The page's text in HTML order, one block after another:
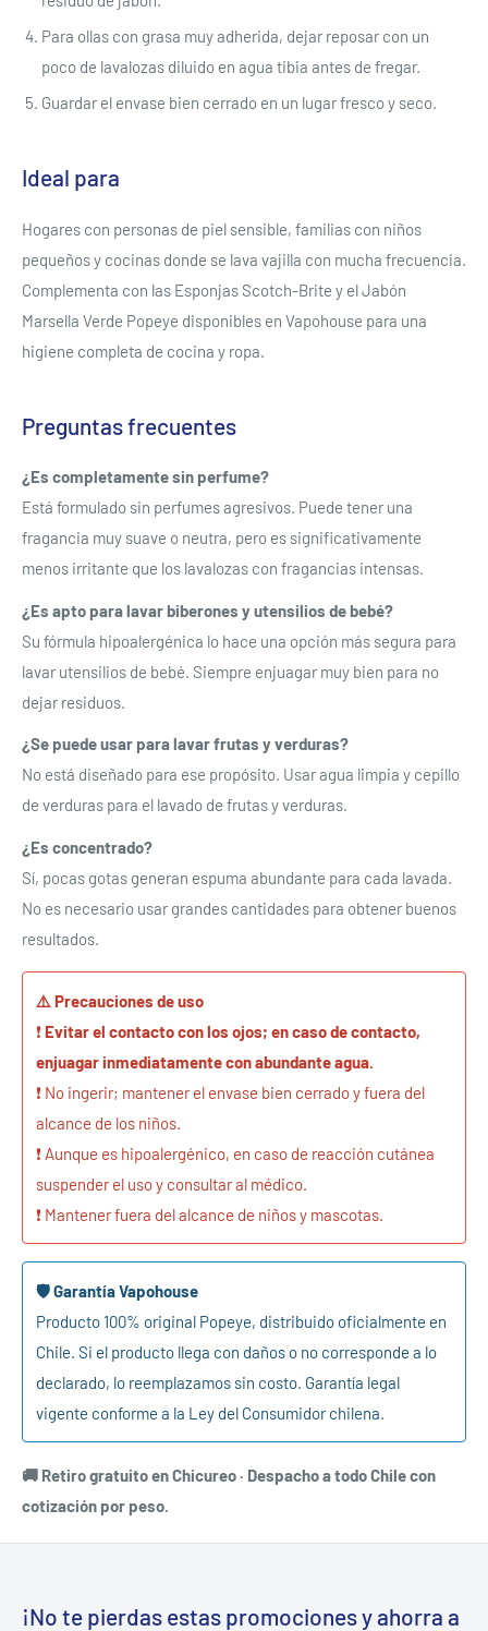
Para ollas con grasa muy adherida, dejar reposar con un
poco de lavalozas diluido en agua tibia antes de fregar.
Guardar el envase bien cerrado en un lugar fresco y seco.
Ideal para
Hogares con personas de piel sensible, familias con niños
pequeños y cocinas donde se lava vajilla con mucha frecuencia.
Complementa con las Esponjas Scotch-Brite y el Jabón
Marsella Verde Popeye disponibles en Vapohouse para una
higiene completa de cocina y ropa.
Preguntas frecuentes
¿Es completamente sin perfume?
Está formulado sin perfumes agresivos. Puede tener una
fragancia muy suave o neutra, pero es significativamente
menos irritante que los lavalozas con fragancias intensas.
¿Es apto para lavar biberones y utensilios de bebé?
Su fórmula hipoalergénica lo hace una opción más segura para
lavar utensilios de bebé. Siempre enjuagar muy bien para no
dejar residuos.
¿Se puede usar para lavar frutas y verduras?
No está diseñado para ese propósito. Usar agua limpia y cepillo
de verduras para el lavado de frutas y verduras.
¿Es concentrado?
Sí, pocas gotas generan espuma abundante para cada lavada.
No es necesario usar grandes cantidades para obtener buenos
resultados.
⚠️ Precauciones de uso
❗ Evitar el contacto con los ojos; en caso de contacto,
enjuagar inmediatamente con abundante agua.
❗ No ingerir; mantener el envase bien cerrado y fuera del
alcance de los niños.
❗ Aunque es hipoalergénico, en caso de reacción cutánea
suspender el uso y consultar al médico.
❗ Mantener fuera del alcance de niños y mascotas.
🛡️ Garantía Vapohouse
Producto 100% original Popeye, distribuido oficialmente en
Chile. Si el producto llega con daños o no corresponde a lo
declarado, lo reemplazamos sin costo. Garantía legal
vigente conforme a la Ley del Consumidor chilena.
🚚 Retiro gratuito en Chicureo · Despacho a todo Chile con
cotización por peso.
¡No te pierdas estas promociones y ahorra a
Inicie sesión en su cuenta para agregar productos a su
anteriormente.